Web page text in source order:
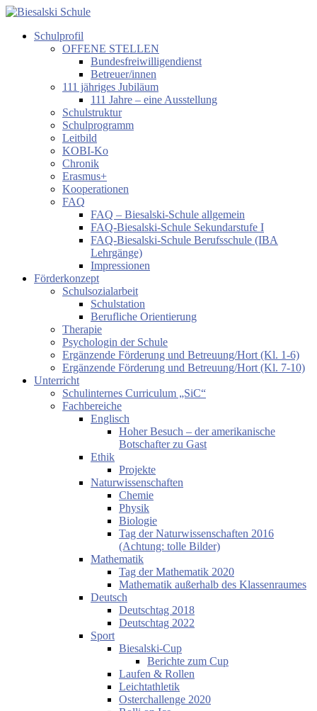
Zum
springen
Biesalski
Förderzentrum
körperliche
motorische
Entwicklung
Schulprofil
OFFENE STELLEN
Bundesfreiwilligendienst
Betreuer/innen
111 jähriges Jubiläum
111 Jahre – eine Ausstellung
Schulstruktur
Schulprogramm
Leitbild
KOBI-Ko
Chronik
Erasmus+
Kooperationen
FAQ
FAQ – Biesalski-Schule allgemein
FAQ-Biesalski-Schule Sekundarstufe I
FAQ-Biesalski-Schule Berufsschule (IBA
Lehrgänge)
Impressionen
Förderkonzept
Schulsozialarbeit
Schulstation
Berufliche Orientierung
Therapie
Psychologin der Schule
Ergänzende Förderung und Betreuung/Hort (Kl. 1-6)
Ergänzende Förderung und Betreuung/Hort (Kl. 7-10)
Unterricht
Schulinternes Curriculum „SiC“
Fachbereiche
Englisch
Hoher Besuch – der amerikanische
Botschafter zu Gast
Ethik
Projekte
Naturwissenschaften
Chemie
Physik
Biologie
Tag der Naturwissenschaften 2016
(Achtung: tolle Bilder)
Mathematik
Tag der Mathematik 2020
Mathematik außerhalb des Klassenraumes
Deutsch
Deutschtag 2018
Deutschtag 2022
Sport
Biesalski-Cup
Berichte zum Cup
Laufen & Rollen
Leichtathletik
Osterchallenge 2020